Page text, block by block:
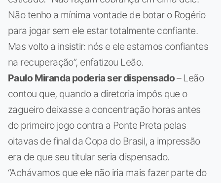
Não tenho a mínima vontade de botar o Rogério
para jogar sem ele estar totalmente confiante.
Mas volto a insistir: nós e ele estamos confiantes
na recuperação”, enfatizou Leão.
Paulo Miranda poderia ser dispensado– Leão
contou que, quando a diretoria impôs que o
zagueiro deixasse a concentração horas antes
do primeiro jogo contra a Ponte Preta pelas
oitavas de final da Copa do Brasil, a impressão
era de que seu titular seria dispensado.
“Achávamos que ele não iria mais fazer parte do